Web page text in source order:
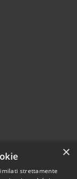
×
strettamente